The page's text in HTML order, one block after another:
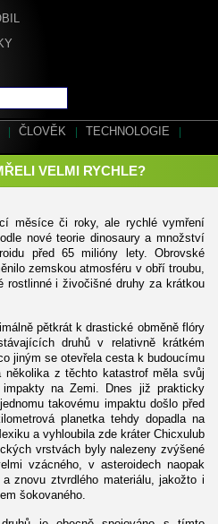
ČLOVĚK TECHNOLOGIE
VELMI RYCHLE?
měsíce či roky, ale rychlé vymření
nové teorie dinosaury a množství
před 65 milióny lety. Obrovské
zemskou atmosféru v obří troubu,
rostlinné i živočišné druhy za krátkou
pětkrát k drastické obměně flóry
druhů v relativně krátkém
jiným se otevřela cesta k budoucímu
z těchto katastrof měla svůj
na Zemi. Dnes již prakticky
takovému impaktu došlo před
planetka tehdy dopadla na
a vyhloubila zde kráter Chicxulub
vrstvách byly nalezeny zvýšené
vzácného, v asteroidech naopak
znovu ztvrdlého materiálu, jakožto i
šokovaného.